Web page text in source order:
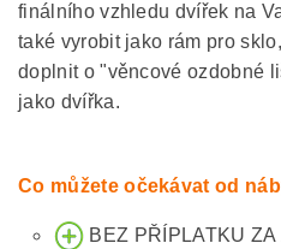
finálního vzhledu dvířek na
také vyrobit jako rám pro
doplnit o "věncové ozdobné
jako dvířka.
Co můžete očekávat od
BEZ PŘÍPLATKU ZA